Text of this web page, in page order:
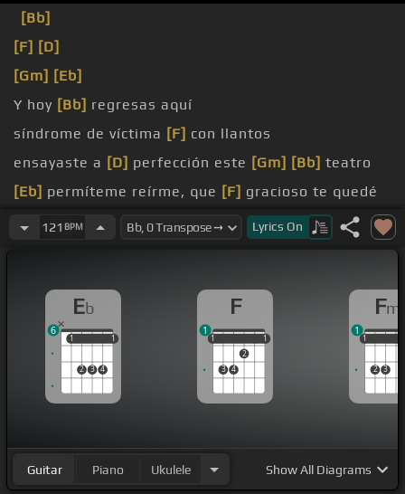
[Bb]
[F] [D]
[Gm] [Eb]
Y hoy [Bb] regresas aquí
síndrome de víctima [F] con llantos
ensayaste a [D] perfección este [Gm] [Bb] teatro
[Eb] permíteme reírme, que [F] gracioso te quedé
121 BPM Lyrics On
Eb
1
2 3 4
1
1 1
6
F
1
3 4
2
1
1 1
1
Fm
1
2 3
1
1
Guitar Piano Ukulele ShowAll Diagrams